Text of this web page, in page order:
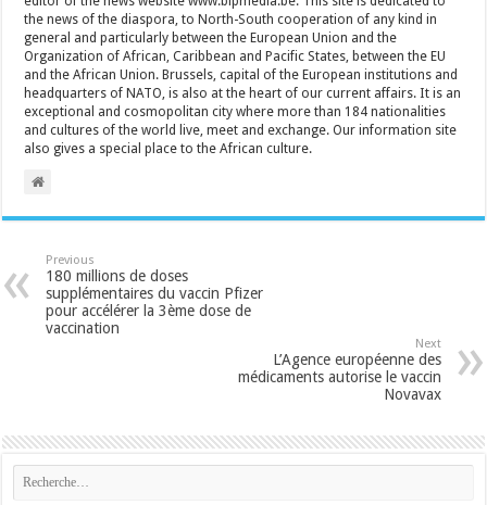
the news of the diaspora, to North-South cooperation of any kind in
general and particularly between the European Union and the
Organization of African, Caribbean and Pacific States, between the EU
and the African Union. Brussels, capital of the European institutions and
headquarters of NATO, is also at the heart of our current affairs. It is an
exceptional and cosmopolitan city where more than 184 nationalities
and cultures of the world live, meet and exchange. Our information site
also gives a special place to the African culture.
Previous
180 millions de doses
supplémentaires du vaccin Pfizer
pour accélérer la 3ème dose de
vaccination
Next
L’Agence européenne des
médicaments autorise le vaccin
Novavax